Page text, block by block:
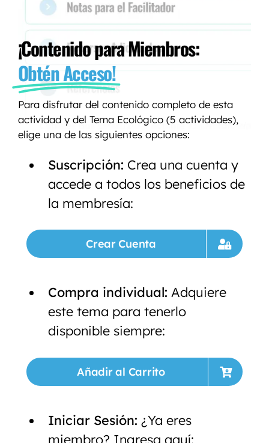
¡Contenido para Miembros:
Obtén Acceso!
Para disfrutar del contenido completo de esta
actividad y del Tema Ecológico (5 actividades),
elige una de las siguientes opciones:
Suscripción: Crea una cuenta y
accede a todos los beneficios de
la membresía:
Crear Cuenta
Compra individual: Adquiere
este tema para tenerlo
disponible siempre:
Añadir al Carrito
Iniciar Sesión: ¿Ya eres
miembro? Ingresa aquí: